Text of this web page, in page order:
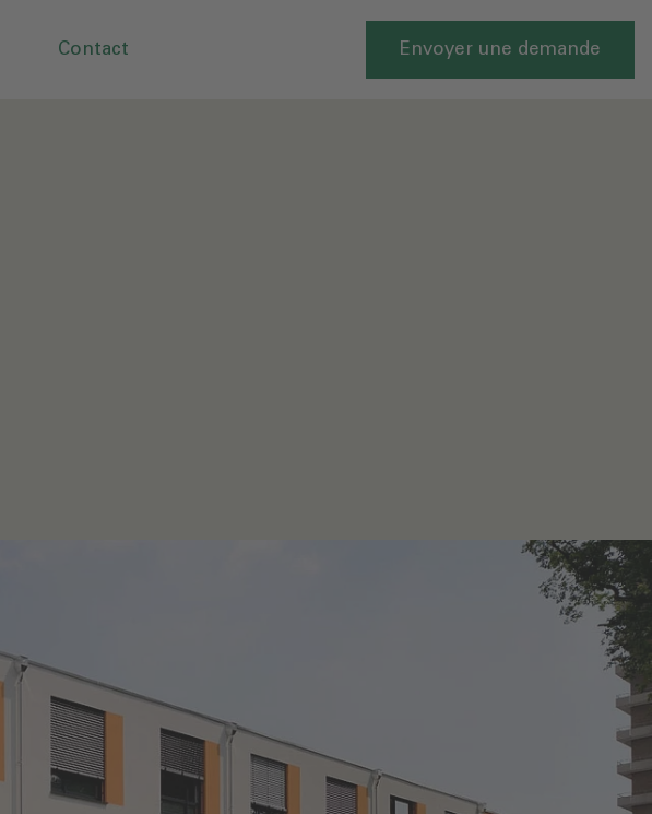
Contact Envoyer une demande